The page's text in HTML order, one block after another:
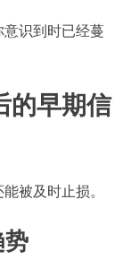
意识到时已经蔓
的早期信
被及时止损。
势